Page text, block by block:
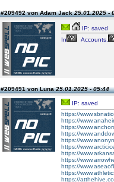
#209492 von Adam Jack25.01.2025 -
IP: saved
In
Accounts,
#209491 von Luna25.01.2025 - 05:44
IP: saved
https://
https://
https://
https://
https://
https://
https://
https://
https://
https://
https://